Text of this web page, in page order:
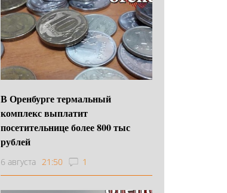
В Оренбурге термальный
комплекс выплатит
посетительнице более 800 тыс
рублей
6 августа 21:50 1